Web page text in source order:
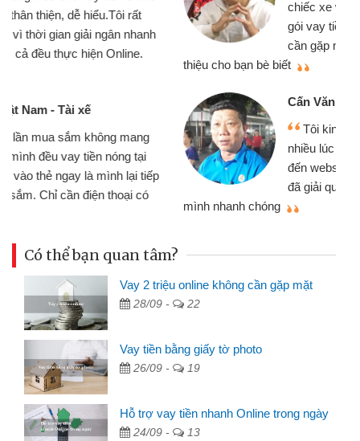
chiếc xe wave nhưng thật may đã có
gói vay tiền bằng CMND online không
cần gặp mặt nên rất tiện lợi, sẽ giới
Cấn Văn Lực - Tạp hóa
Tôi kinh doanh buôn bán nhỏ lẻ
nhiều lúc cần vốn nhập hàng, nhờ biết
đến website qua bạn bè giới thiệu tôi
đã giải quyết được công việc của
Có thể bạn quan tâm?
Vay 2 triệu online không cần gặp mặt
28/09 - 22
Vay tiền bằng giấy tờ photo
26/09 - 19
Hỗ trợ vay tiền nhanh Online trong ngày
24/09 - 13